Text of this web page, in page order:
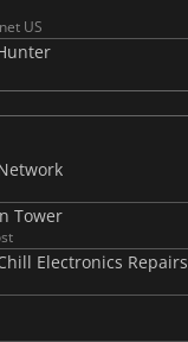
US
Tower
Electronics Repairs